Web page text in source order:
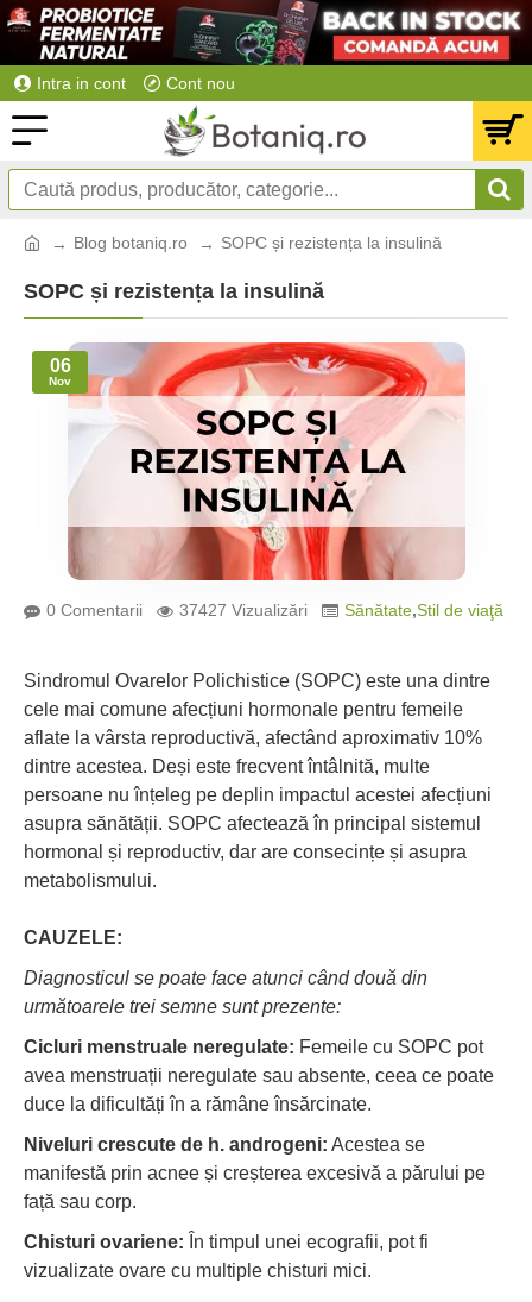
Intra in cont Cont nou
Blog botaniq.ro SOPC și rezistența la insulină
SOPC și rezistența la insulină
06
Nov
0 Comentarii 37427 Vizualizări Sănătate,Stil de viaţă
Sindromul Ovarelor Polichistice (SOPC) este una dintre
cele mai comune afecțiuni hormonale pentru femeile
aflate la vârsta reproductivă, afectând aproximativ 10%
dintre acestea. Deși este frecvent întâlnită, multe
persoane nu înțeleg pe deplin impactul acestei afecțiuni
asupra sănătății. SOPC afectează în principal sistemul
hormonal și reproductiv, dar are consecințe și asupra
metabolismului.
CAUZELE:
Diagnosticul se poate face atunci când două din
următoarele trei semne sunt prezente:
Cicluri menstruale neregulate: Femeile cu SOPC pot
avea menstruații neregulate sau absente, ceea ce poate
duce la dificultăți în a rămâne însărcinate.
Niveluri crescute de h. androgeni: Acestea se
manifestă prin acnee și creșterea excesivă a părului pe
față sau corp.
Chisturi ovariene: În timpul unei ecografii, pot fi
vizualizate ovare cu multiple chisturi mici.